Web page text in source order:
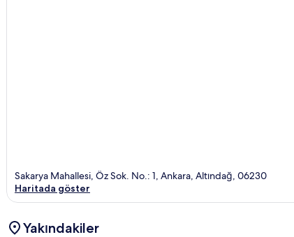
Sakarya Mahallesi, Öz Sok. No.: 1, Ankara, Altındağ, 06230
Haritada göster
Yakındakiler